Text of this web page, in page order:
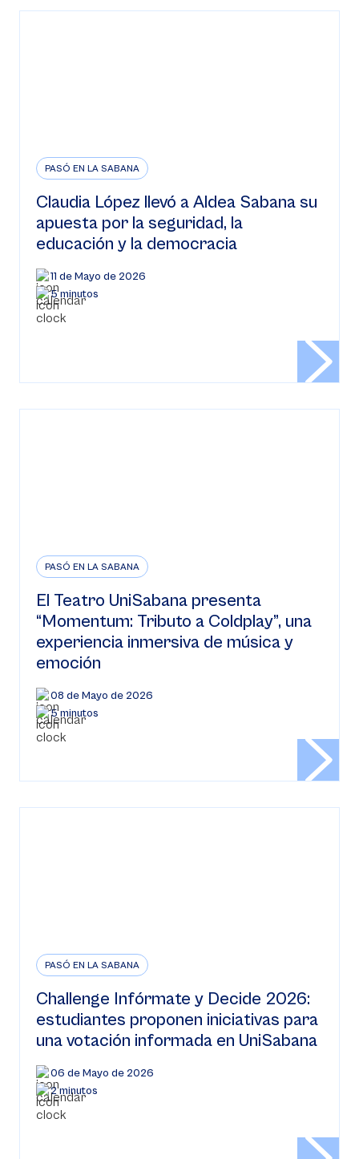
PASÓ EN LA SABANA
Claudia López llevó a Aldea Sabana su
apuesta por la seguridad, la
educación y la democracia
11 de Mayo de 2026
5 minutos
PASÓ EN LA SABANA
El Teatro UniSabana presenta
“Momentum: Tributo a Coldplay”, una
experiencia inmersiva de música y
emoción
08 de Mayo de 2026
5 minutos
PASÓ EN LA SABANA
Challenge Infórmate y Decide 2026:
estudiantes proponen iniciativas para
una votación informada en UniSabana
06 de Mayo de 2026
2 minutos